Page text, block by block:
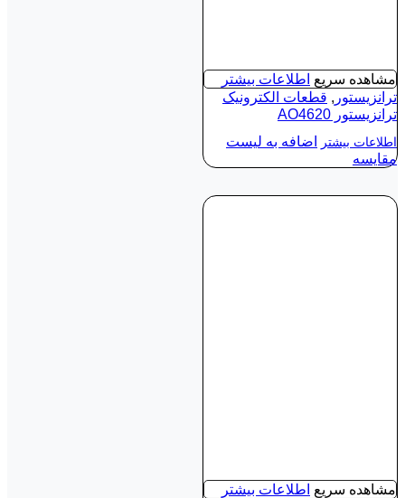
مشاهده سریع اطلاعات بیشتر
ترانزیستور , قطعات الکترونیک
ترانزیستور AO4620
اطلاعات بیشتر
اضافه به لیست
مقایسه
مشاهده سریع اطلاعات بیشتر